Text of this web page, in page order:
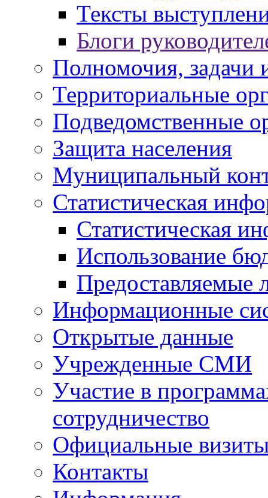
Тексты
Блоги
Полномочия, задачи
Территориальные
Подведомственные
Защита населения
Муниципальный
Статистическая
Статистическая
Использование
Предоставляемые
Информационные
Открытые данные
Учрежденные СМИ
Участие в
сотрудничество
Официальные
Контакты